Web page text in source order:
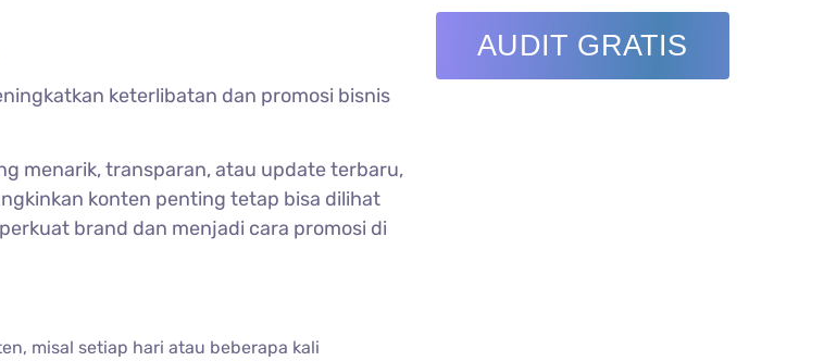
keterlibatan dan promosi bisnis
menarik, transparan, atau update terbaru,
konten penting tetap bisa dilihat
brand dan menjadi cara promosi di
misal setiap hari atau beberapa kali
AUDIT GRATIS